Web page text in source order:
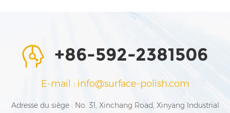
+86-592-2381506
E-mail : info@surface-polish.com
Adresse du siège : No. 31, Xinchang Road, Xinyang Industrial